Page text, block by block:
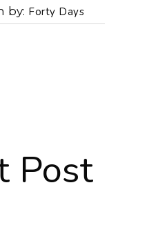
by Forty Days
Post